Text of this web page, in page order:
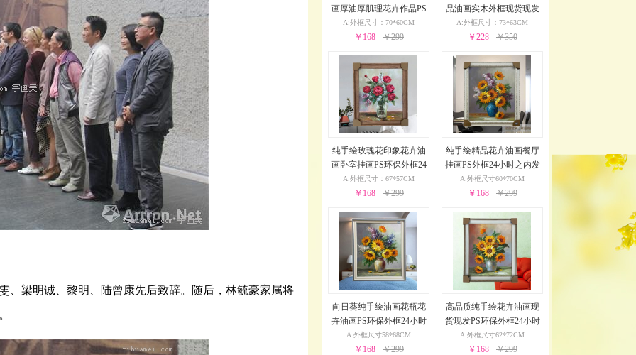
梁明诚、黎明、陆曾康先后致辞。随后，林毓豪家属将
画厚油厚肌理花卉作品PS
环保外框现货现发24小时
之内发货
A:外框尺寸：70*60CM
￥168 ￥299
品油画实木外框现货现发
葡萄花瓶与酒杯24小时之
内发货
A:外框尺寸：73*63CM
￥228 ￥350
纯手绘玫瑰花印象花卉油
画卧室挂画PS环保外框24
小时之内发货
A:外框尺寸：67*57CM
￥168 ￥299
纯手绘精品花卉油画餐厅
挂画PS外框24小时之内发
货
A:外框尺寸60*70CM
￥168 ￥299
向日葵纯手绘油画花瓶花
卉油画PS环保外框24小时
之内发货
A:外框尺寸58*68CM
￥168 ￥299
高品质纯手绘花卉油画现
货现发PS环保外框24小时
之内发货
A:外框尺寸62*72CM
￥168 ￥299